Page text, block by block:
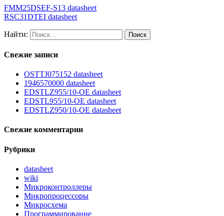
FMM25DSEF-S13 datasheet
RSC31DTEI datasheet
Найти:
Свежие записи
OSTTJ075152 datasheet
1946570000 datasheet
EDSTLZ955/10-OE datasheet
EDSTL955/10-OE datasheet
EDSTLZ950/10-OE datasheet
Свежие комментарии
Рубрики
datasheet
wiki
Микроконтроллеры
Микропроцессоры
Микросхема
Программирование